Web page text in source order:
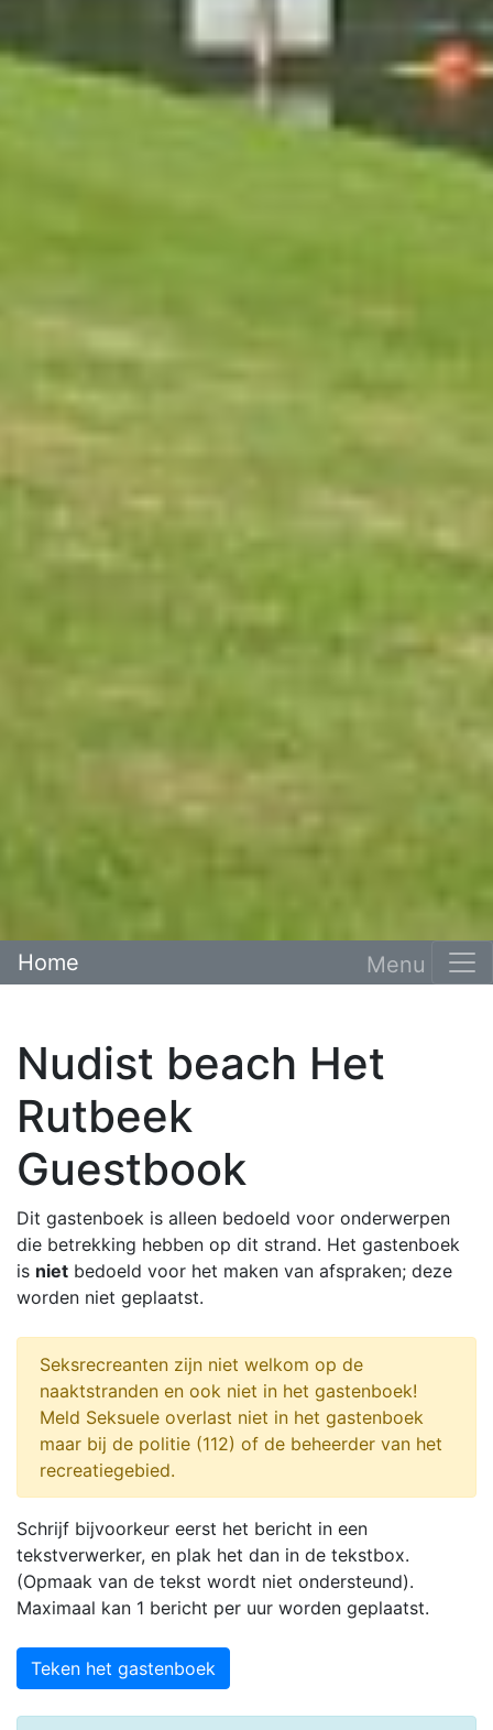
Home
Nudist beach Het
Rutbeek
Guestbook
Dit gastenboek is alleen bedoeld voor onderwerpen
die betrekking hebben op dit strand. Het gastenboek
is niet bedoeld voor het maken van afspraken; deze
worden niet geplaatst.
Seksrecreanten zijn niet welkom op de
naaktstranden en ook niet in het gastenboek!
Meld Seksuele overlast niet in het gastenboek
maar bij de politie (112) of de beheerder van het
recreatiegebied.
Schrijf bijvoorkeur eerst het bericht in een
tekstverwerker, en plak het dan in de tekstbox.
(Opmaak van de tekst wordt niet ondersteund).
Maximaal kan 1 bericht per uur worden geplaatst.
Teken het gastenboek